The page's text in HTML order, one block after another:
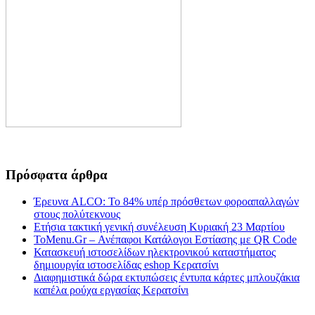
Πρόσφατα άρθρα
Έρευνα ALCO: Το 84% υπέρ πρόσθετων φοροαπαλλαγών
στους πολύτεκνους
Ετήσια τακτική γενική συνέλευση Κυριακή 23 Μαρτίου
ToMenu.Gr – Ανέπαφοι Κατάλογοι Εστίασης με QR Code
Κατασκευή ιστοσελίδων ηλεκτρονικού καταστήματος
δημιουργία ιστοσελίδας eshop Κερατσίνι
Διαφημιστικά δώρα εκτυπώσεις έντυπα κάρτες μπλουζάκια
καπέλα ρούχα εργασίας Κερατσίνι